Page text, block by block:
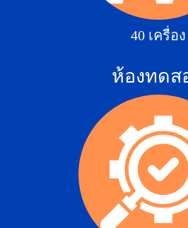
40 เครื่อง
ห้องทดส